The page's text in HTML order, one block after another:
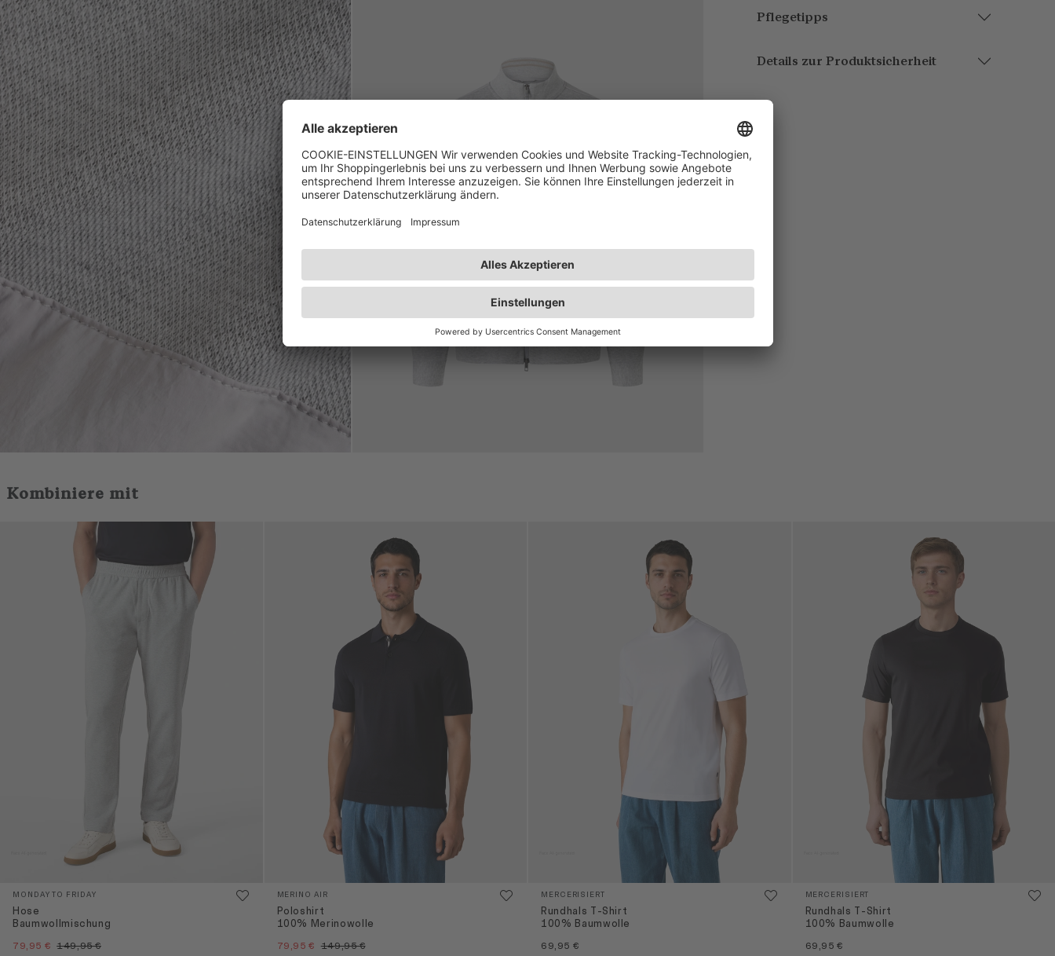
Pflegetipps
Details zur Produktsicherheit
Kombiniere mit
MONDAY TO FRIDAY
Hose
Baumwollmischung
79,95 € 149,95 €
MERINO AIR
Poloshirt
100% Merinowolle
79,95 € 149,95 €
MERCERISIERT
Rundhals T-Shirt
100% Baumwolle
69,95 €
MERCERISIERT
Rundhals T-Shirt
100% Baumwolle
69,95 €